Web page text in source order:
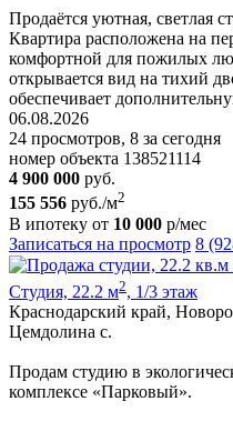
Продаётся уютная, светлая
Квартира расположена на
комфортной для пожилых
открывается вид на тихий
обеспечивает
06.08.2026
24 просмотров, 8 за сегодня
номер объекта 138521114
4 900 000 руб.
155 556 руб./м2
В ипотеку от 10 000 р/мес
Записаться на просмотр 8
Студия, 22.2 м2, 1/3 этаж
Краснодарский край,
Цемдолина с.
Продам студию в
комплексе «Парковый».